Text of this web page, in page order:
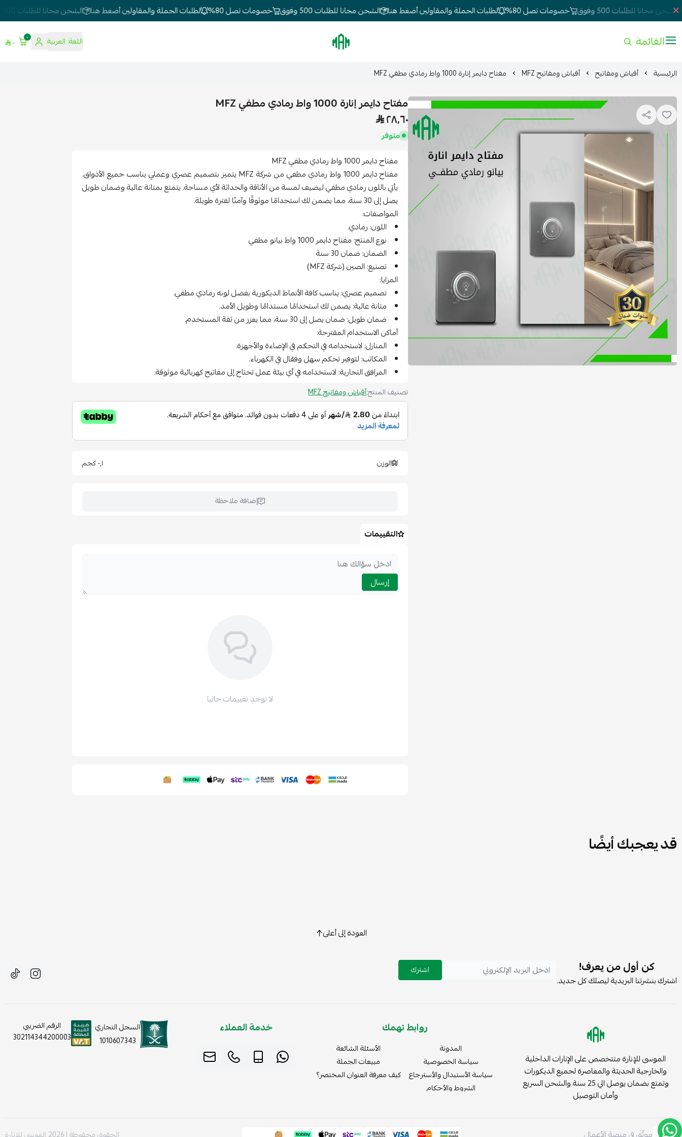
مجانا للطلبات 500 وفوق خصومات تصل 80% لطلبات الجملة والمقاولين أضغط هنا الشحن مجانا للطلبات 500 وفوق خصومات تصل 80% لطلبات الجملة والمقاولين أضغط هنا الشحن مجانا للطلبات 500 وفوق
القائمة الموسى للإنارة اللغة: العربية ٠ ٠
الرئيسية أفياش ومفاتيح أفياش ومفاتيح MFZ مفتاح دايمر إنارة 1000 واط رمادي مطفي MFZ
مفتاح دايمر إنارة 1000 واط رمادي مطفي MFZ
٢٨٫٦٠
متوفر
مفتاح دايمر 1000 واط رمادي مطفي MFZ
مفتاح دايمر 1000 واط رمادي مطفي من شركة MFZ يتميز بتصميم عصري وعملي يناسب جميع الأذواق.
يأتي باللون رمادي مطفي ليضيف لمسة من الأناقة والحداثة لأي مساحة. يتمتع بمتانة عالية وضمان طويل
يصل إلى 30 سنة، مما يضمن لك استخدامًا موثوقًا وآمنًا لفترة طويلة.
المواصفات:
اللون: رمادي.
نوع المنتج: مفتاح دايمر 1000 واط بيانو مطفي
الضمان: ضمان 30 سنة
تصنيع: الصين (شركة MFZ)
المزايا:
تصميم عصري: يناسب كافة الأنماط الديكورية بفضل لونه رمادي مطفي.
متانة عالية: يضمن لك استخدامًا مستدامًا وطويل الأمد.
ضمان طويل: ضمان يصل إلى 30 سنة، مما يعزز من ثقة المستخدم.
أماكن الاستخدام المقترحة:
المنازل: لاستخدامه في التحكم في الإضاءة والأجهزة.
المكاتب: لتوفير تحكم سهل وفعّال في الكهرباء.
المرافق التجارية: لاستخدامه في أي بيئة عمل تحتاج إلى مفاتيح كهربائية موثوقة.
تصنيف المنتج:أفياش ومفاتيح MFZ
الوزن ٠٫١ كجم
إضافة ملاحظة
التقييمات
إرسال
لا توجد تقييمات حاليا
قد يعجبك أيضًا
العودة إلى أعلى
كن أول من يعرف!
اشترك بنشرتنا البريدية ليصلك كل جديد.
اشترك
الموسى للإنارة متتخصص على الإنارات الداخلية
والخارجية الحديثة والمعاصرة لجميع الديكورات
وتمتع بضمان يوصل الي 25 سنة والشحن السريع
وأمان التوصيل
روابط تهمك
المدونة
سياسة الخصوصية
سياسة الأستبدال والأسترجاع
الشروط والأحكام
الأسئلة الشائعة
مبيعات الجملة
كيف معرفة العنوان المختصر؟
خدمة العملاء
السجل التجاري
1010607343
الرقم الضريبي
302114344200003